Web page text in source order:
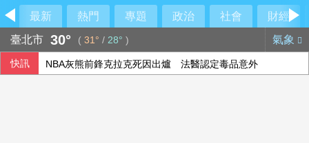
最新 熱門 專題 政治 社會
財經
臺北市 30° ( 31° / 28° ) 氣象
快訊 NBA灰熊前鋒克拉克死因出爐 法醫認定毒品意外